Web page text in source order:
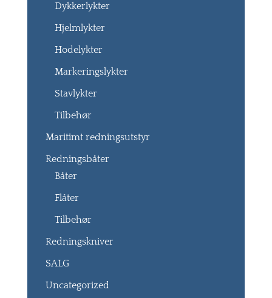
Dykkerlykter
Hjelmlykter
Hodelykter
Markeringslykter
Stavlykter
Tilbehør
Maritimt redningsutstyr
Redningsbåter
Båter
Flåter
Tilbehør
Redningskniver
SALG
Uncategorized